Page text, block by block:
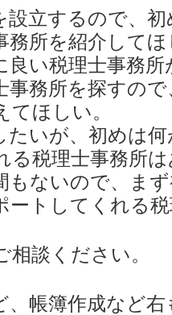
設立するので、
務所を紹介して
良い税理士事務
事務所を探すの
てほしい。
たいが、初めは
る税理士事務所
もないので、ま
ートしてくれる
談ください。
、帳簿作成など